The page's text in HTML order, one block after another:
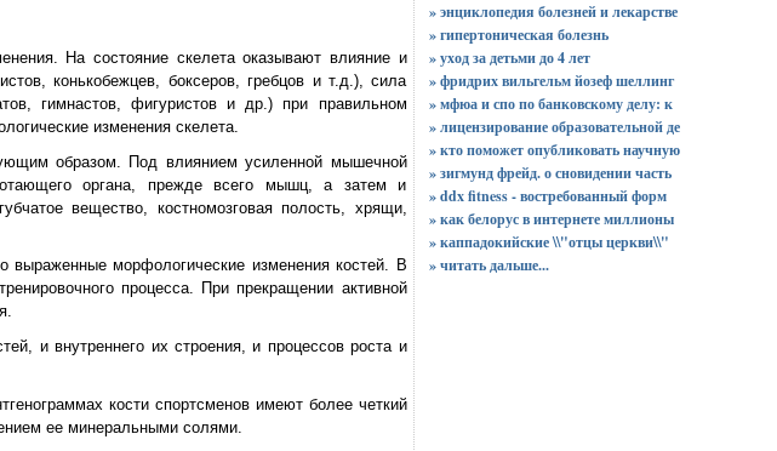
На состояние скелета оказывают влияние и
конькобежцев, боксеров, гребцов и т.д.), сила
гимнастов, фигуристов и др.) при правильном
изменения скелета.
образом. Под влиянием усиленной мышечной
органа, прежде всего мышц, а затем и
вещество, костномозговая полость, хрящи,
выраженные морфологические изменения костей. В
процесса. При прекращении активной
и внутреннего их строения, и процессов роста и
кости спортсменов имеют более четкий
ее минеральными солями.
» энциклопедия болезней и лекарстве
» гипертоническая болезнь
» уход за детьми до 4 лет
» фридрих вильгельм йозеф шеллинг
» мфюа и спо по банковскому делу: к
» лицензирование образовательной де
» кто поможет опубликовать научную
» зигмунд фрейд. о сновидении часть
» ddx fitness - востребованный форм
» как белорус в интернете миллионы
» каппадокийские \\"отцы церкви\\"
»читать дальше...